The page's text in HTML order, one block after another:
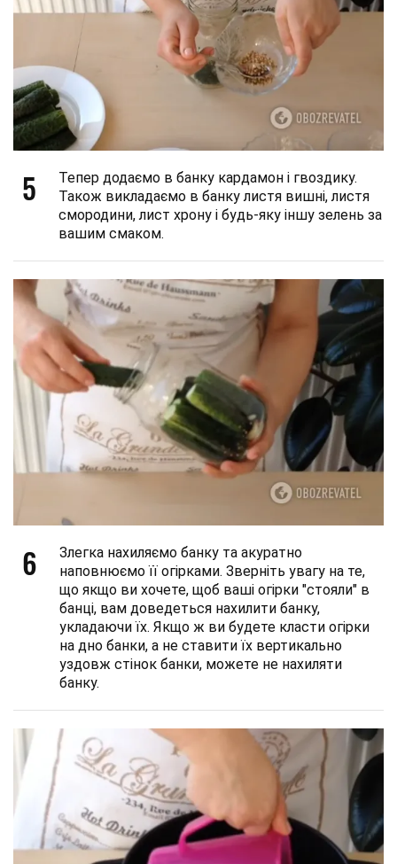
5
Тепер додаємо в банку кардамон і гвоздику.
Також викладаємо в банку листя вишні, листя
смородини, лист хрону і будь-яку іншу зелень за
вашим смаком.
6
Злегка нахиляємо банку та акуратно
наповнюємо її огірками. Зверніть увагу на те,
що якщо ви хочете, щоб ваші огірки "стояли" в
банці, вам доведеться нахилити банку,
укладаючи їх. Якщо ж ви будете класти огірки
на дно банки, а не ставити їх вертикально
уздовж стінок банки, можете не нахиляти
банку.